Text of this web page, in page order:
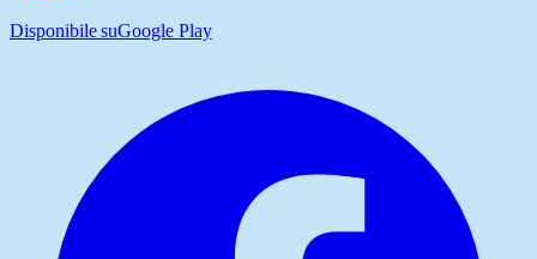
Disponibile suGoogle Play